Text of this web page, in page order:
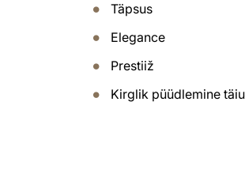
Täpsus
Elegance
Prestiiž
Kirglik püüdlemine